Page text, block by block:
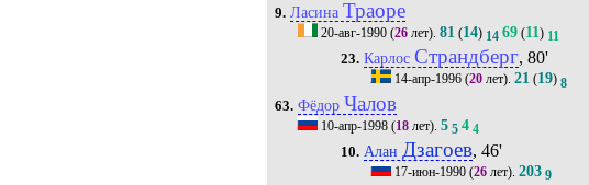
9. ЛасинаТраоре
20-авг-1990 (26 лет).81 (14) 14 69 (11) 11
23. КарлосСтрандберг, 80'
14-апр-1996(20лет). 21(19) 8
63. Фёдор Чалов
10-апр-1998 (18 лет).5 5 4 4
10. Алан Дзагоев, 46'
17-июн-1990(26лет). 203 9